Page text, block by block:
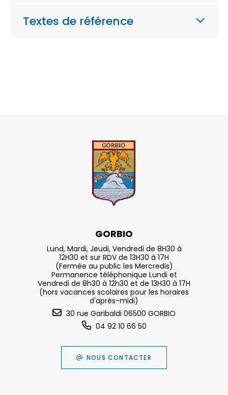
Textes de référence
GORBIO
Lund, Mardi, Jeudi, Vendredi de 8H30 à
12H30 et sur RDV de 13H30 à 17H
(Fermée au public les Mercredis)
Permanence téléphonique Lundi et
Vendredi de 8h30 à 12h30 et de 13H30 à 17H
(hors vacances scolaires pour les horaires
d'après-midi)
30 rue Garibaldi 06500 GORBIO
04 92 10 66 50
NOUS CONTACTER